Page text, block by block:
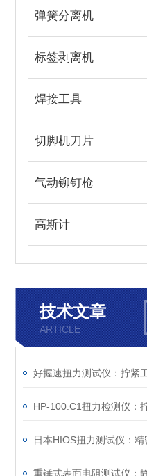
弹簧分离机
标签剥离机
焊接工具
切脚机刀片
气动铆钉枪
高斯计
技术文章
ARTICLE